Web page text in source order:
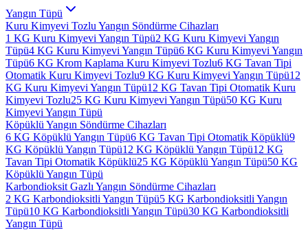
Yangın Tüpü
Kuru Kimyevi Tozlu Yangın Söndürme Cihazları
1 KG Kuru Kimyevi Yangın Tüpü2 KG Kuru Kimyevi Yangın
Tüpü4 KG Kuru Kimyevi Yangın Tüpü6 KG Kuru Kimyevi Yangın
Tüpü6 KG Krom Kaplama Kuru Kimyevi Tozlu6 KG Tavan Tipi
Otomatik Kuru Kimyevi Tozlu9 KG Kuru Kimyevi Yangın Tüpü12
KG Kuru Kimyevi Yangın Tüpü12 KG Tavan Tipi Otomatik Kuru
Kimyevi Tozlu25 KG Kuru Kimyevi Yangın Tüpü50 KG Kuru
Kimyevi Yangın Tüpü
Köpüklü Yangın Söndürme Cihazları
6 KG Köpüklü Yangın Tüpü6 KG Tavan Tipi Otomatik Köpüklü9
KG Köpüklü Yangın Tüpü12 KG Köpüklü Yangın Tüpü12 KG
Tavan Tipi Otomatik Köpüklü25 KG Köpüklü Yangın Tüpü50 KG
Köpüklü Yangın Tüpü
Karbondioksit Gazlı Yangın Söndürme Cihazları
2 KG Karbondioksitli Yangın Tüpü5 KG Karbondioksitli Yangın
Tüpü10 KG Karbondioksitli Yangın Tüpü30 KG Karbondioksitli
Yangın Tüpü